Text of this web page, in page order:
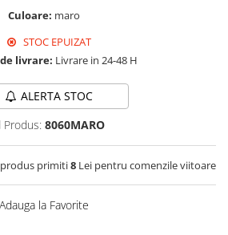
Culoare: maro
STOC EPUIZAT
livrare: Livrare in 24-48 H
ALERTA STOC
Produs: 8060MARO
primiti8 Lei pentru comenzile viitoare
Adauga la Favorite